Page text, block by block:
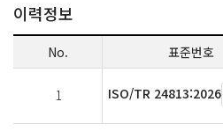
이력정보
No. 표준번호
1 ISO/TR 24813:2026